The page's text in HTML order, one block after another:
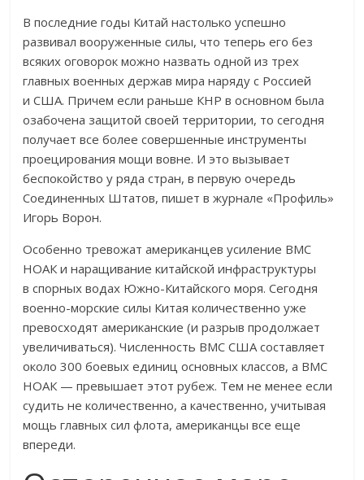
В последние годы Китай настолько успешно
развивал вооруженные силы, что теперь его без
всяких оговорок можно назвать одной из трех
главных военных держав мира наряду с Россией
и США. Причем если раньше КНР в основном была
озабочена защитой своей территории, то сегодня
получает все более совершенные инструменты
проецирования мощи вовне. И это вызывает
беспокойство у ряда стран, в первую очередь
Соединенных Штатов, пишет в журнале «Профиль»
Игорь Ворон.
Особенно тревожат американцев усиление ВМС
НОАК и наращивание китайской инфраструктуры
в спорных водах Южно-Китайского моря. Сегодня
военно-морские силы Китая количественно уже
превосходят американские (и разрыв продолжает
увеличиваться). Численность ВМС США составляет
около 300 боевых единиц основных классов, а ВМС
НОАК — превышает этот рубеж. Тем не менее если
судить не количественно, а качественно, учитывая
мощь главных сил флота, американцы все еще
впереди.